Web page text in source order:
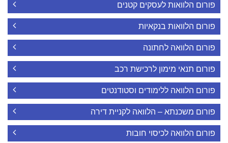
פורום הלוואות לעסקים קטנים
פורום הלוואות בנקאיות
פורום הלוואה לחתונה
פורום תנאי מימון לרכישת רכב
פורום הלוואה ללימודים וסטודנטים
פורום משכנתא – הלוואה לקניית דירה
פורום הלוואה לכיסוי חובות